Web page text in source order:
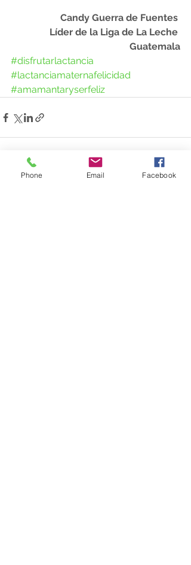
Candy Guerra de Fuentes
Líder de la Liga de La Leche
Guatemala
#disfrutarlactancia
#lactanciamaternafelicidad
#amamantaryserfeliz
Phone Email Facebook